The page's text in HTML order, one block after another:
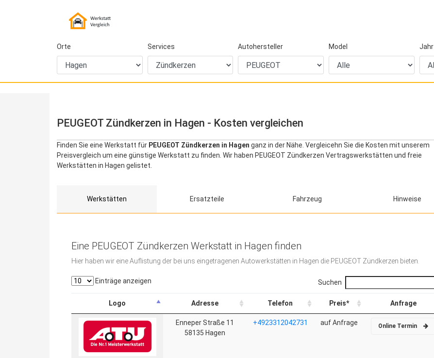
Orte Services Autohersteller Model Jahr
PEUGEOT Zündkerzen in Hagen - Kosten vergleichen
Finden Sie eine Werkstatt für PEUGEOT Zündkerzen in Hagen ganz in der Nähe. Vergleicehn Sie die Kosten mit unserem
Preisvergleich um eine günstige Werkstatt zu finden. Wir haben PEUGEOT Zündkerzen Vertragswerkstätten und freie
Werkstätten in Hagen gelistet.
Werkstätten Ersatzteile Fahrzeug Hinweise
Eine PEUGEOT Zündkerzen Werkstatt in Hagen finden
Hier haben wir eine Auflistung der bei uns eingetragenen Autowerkstätten in Hagen die PEUGEOT Zündkerzen bieten.
Einträge anzeigen Suchen
Logo Adresse Telefon Preis* Anfrage
Enneper Straße 11
58135 Hagen
+4923312042731 auf Anfrage Online Termin